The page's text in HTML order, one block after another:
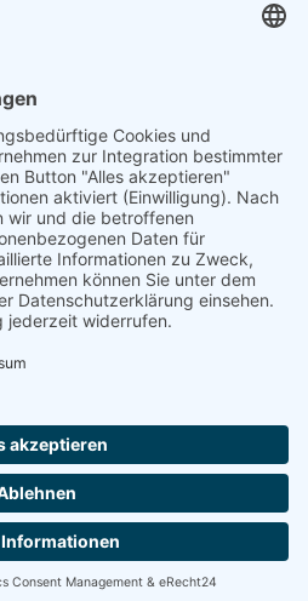
Nutzungsbedingungen
Datenschutz